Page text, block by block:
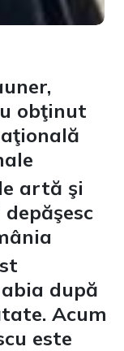
obţinut
artă şi
după
Acum
este